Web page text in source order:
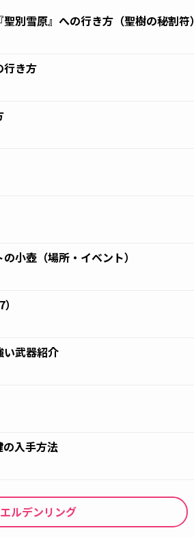
別雪原』への行き方（聖樹の秘割符）
行き方
小壺（場所・イベント）
い武器紹介
入手方法
エルデンリング